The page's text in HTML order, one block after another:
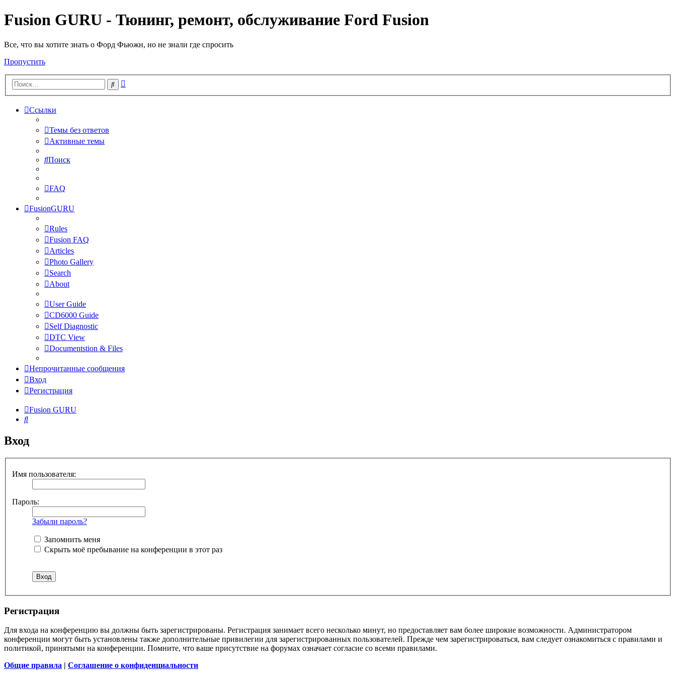
Fusion GURU - Тюнинг, ремонт, обслуживание Ford Fusion
Все, что вы хотите знать о Форд Фьюжн, но не знали где спросить
Пропустить
Поиск
Ссылки
Темы без ответов
Активные темы
Поиск
FAQ
FusionGURU
Rules
Fusion FAQ
Articles
Photo Gallery
Search
About
User Guide
CD6000 Guide
Self Diagnostic
DTC View
Documentstion & Files
Непрочитанные сообщения
Вход
Регистрация
Fusion GURU
Поиск
Вход
Имя пользователя:
Пароль:
Забыли пароль?
Запомнить меня
Скрыть моё пребывание на конференции в этот раз
Регистрация
Для входа на конференцию вы должны быть зарегистрированы. Регистрация занимает всего несколько минут, но предоставляет вам более широкие возможности. Администратором
конференции могут быть установлены также дополнительные привилегии для зарегистрированных пользователей. Прежде чем зарегистрироваться, вам следует ознакомиться с правилами и
политикой, принятыми на конференции. Помните, что ваше присутствие на форумах означает согласие со всеми правилами.
Общие правила | Соглашение о конфиденциальности